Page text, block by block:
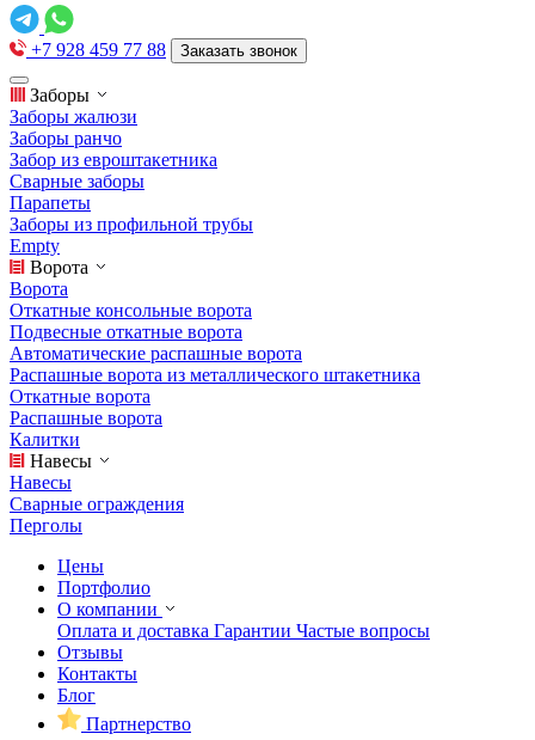
+7 928 459 77 88 Заказать звонок
Заборы
Заборы жалюзи
Заборы ранчо
Забор из евроштакетника
Сварные заборы
Парапеты
Заборы из профильной трубы
Empty
Ворота
Ворота
Откатные консольные ворота
Подвесные откатные ворота
Автоматические распашные ворота
Распашные ворота из металлического штакетника
Откатные ворота
Распашные ворота
Калитки
Навесы
Навесы
Сварные ограждения
Перголы
Цены
Портфолио
О компании
Оплата и доставка Гарантии Частые вопросы
Отзывы
Контакты
Блог
Партнерство